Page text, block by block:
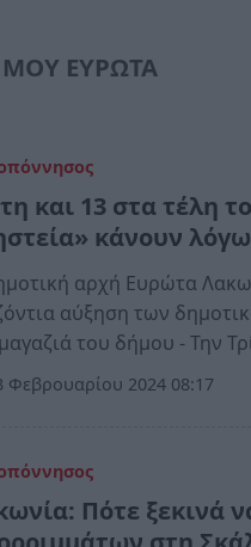
ΕΥΡΩΤΑ
και 13 στα τέλη
κάνουν
αρχή Ευρώτα
αύξηση των
του δήμου - Την
Φεβρουαρίου 2024 08:17
Πότε ξεκινά